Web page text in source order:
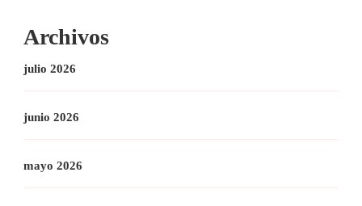
Archivos
julio 2026
junio 2026
mayo 2026